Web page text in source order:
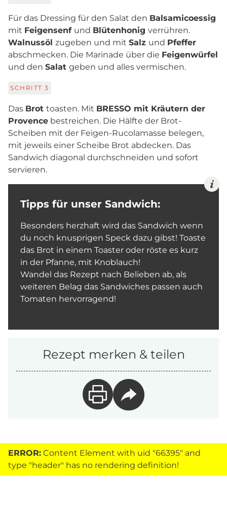
Für das Dressing für den Salat den Balsamicoessig
mit Feigensenf und Blütenhonig verrühren.
Walnussöl zugeben und mit Salz und Pfeffer
abschmecken. Die Marinade über die Feigenwürfel
und den Salat geben und alles vermischen.
SCHRITT 3
Das Brot toasten. Mit BRESSO mit Kräutern der
Provence bestreichen. Die Hälfte der Brot-
Scheiben mit der Feigen-Rucolamasse belegen,
mit jeweils einer Scheibe Brot abdecken. Das
Sandwich diagonal durchschneiden und sofort
servieren.
Tipps für unser Sandwich:
Besonders herzhaft wird das Sandwich wenn
du noch knusprigen Speck dazu gibst! Toaste
das Brot in einem Toaster oder röste es kurz
in der Pfanne, mit Knoblauch!
Wandel das Rezept nach Belieben ab, als
weiteren Belag das Sandwiches passen auch
Tomaten hervorragend!
Rezept merken & teilen
ERROR: Content Element with uid "66395" and
type "header" has no rendering definition!